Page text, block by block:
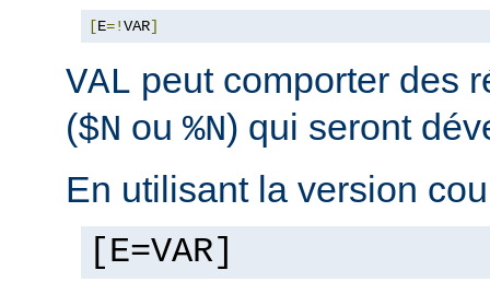
[E=!VAR]
VAL peut comporter des
($N ou %N) qui seront
En utilisant la version
[E=VAR]